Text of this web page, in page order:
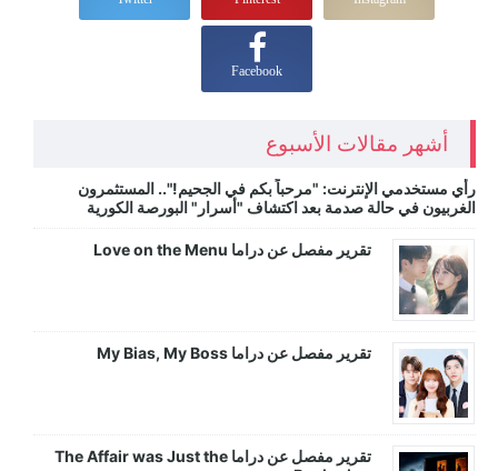
Facebook
أشهر مقالات الأسبوع
رأي مستخدمي الإنترنت: "مرحباً بكم في الجحيم!".. المستثمرون
الغربيون في حالة صدمة بعد اكتشاف "أسرار" البورصة الكورية
تقرير مفصل عن دراما Love on the Menu
تقرير مفصل عن دراما My Bias, My Boss
تقرير مفصل عن دراما The Affair was Just the